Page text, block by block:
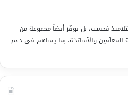
فحسب، بل يوفّر أيضاً مجموعة من
المعلّمين والأساتذة، بما يساهم في دعم